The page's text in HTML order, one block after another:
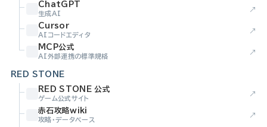
ChatGPT
生成AI
↗
Cursor
AIコードエディタ
↗
MCP公式
AI外部連携の標準規格
↗
RED STONE
RED STONE 公式
ゲーム公式サイト
↗
赤石攻略wiki
攻略・データベース
↗